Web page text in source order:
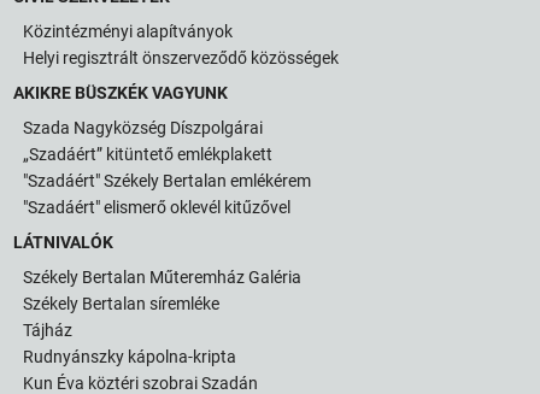
Közintézményi alapítványok
Helyi regisztrált önszerveződő közösségek
AKIKRE BÜSZKÉK VAGYUNK
Szada Nagyközség Díszpolgárai
„Szadáért” kitüntető emlékplakett
"Szadáért" Székely Bertalan emlékérem
"Szadáért" elismerő oklevél kitűzővel
LÁTNIVALÓK
Székely Bertalan Műteremház Galéria
Székely Bertalan síremléke
Tájház
Rudnyánszky kápolna-kripta
Kun Éva köztéri szobrai Szadán